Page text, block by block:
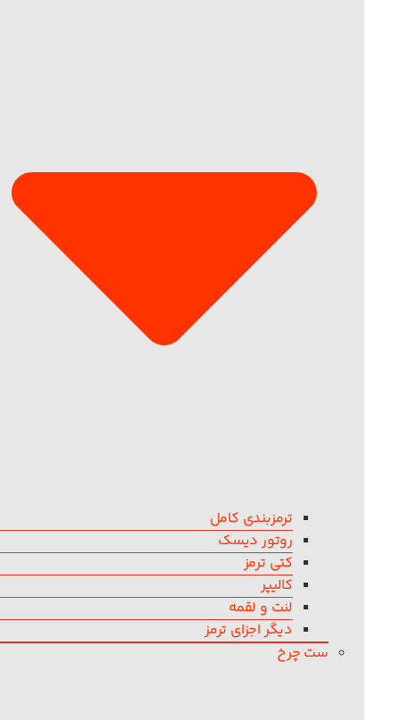
ترمزبندی کامل
روتور دیسک
کتی ترمز
کالیپر
لنت و لقمه
دیگر اجزای ترمز
ست چرخ